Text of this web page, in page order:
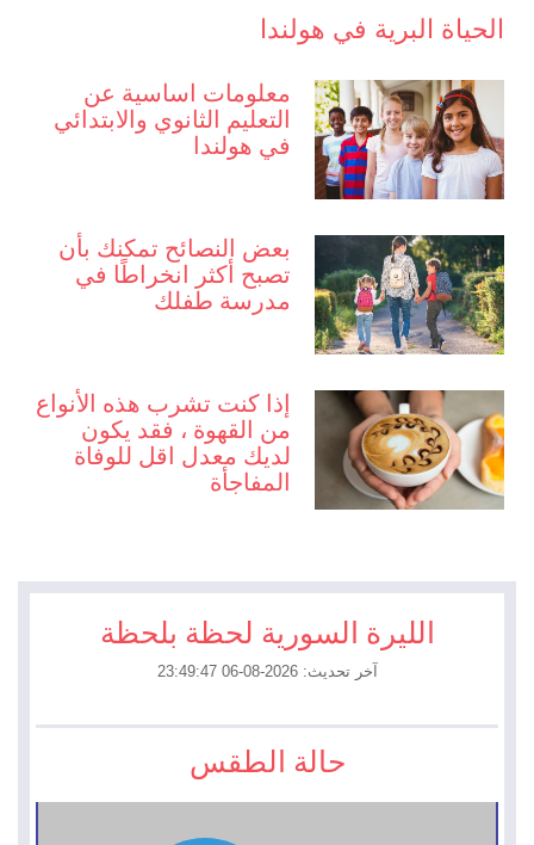
الحياة البرية في هولندا
معلومات اساسية عن
التعليم الثانوي والابتدائي
في هولندا
بعض النصائح تمكنك بأن
تصبح أكثر انخراطًا في
مدرسة طفلك
إذا كنت تشرب هذه الأنواع
من القهوة ، فقد يكون
لديك معدل اقل للوفاة
المفاجأة
الليرة السورية لحظة بلحظة
آخر تحديث: 2026-08-06 23:49:47
حالة الطقس